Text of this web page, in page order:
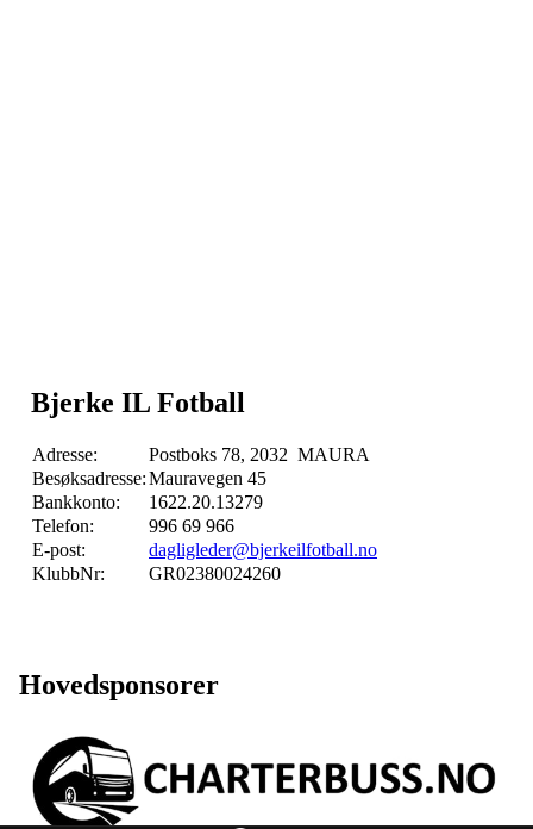
Bjerke IL Fotball
Adresse:
Postboks 78, 2032 MAURA
Besøksadresse:Mauravegen 45
Bankkonto:
1622.20.13279
Telefon:
996 69 966
E-post:
dagligleder@bjerkeilfotball.no
KlubbNr:
GR02380024260
Hovedsponsorer